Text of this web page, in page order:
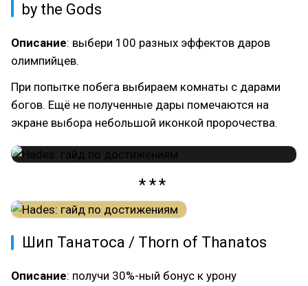
by the Gods
Описание: выбери 100 разных эффектов даров
олимпийцев.
При попытке побега выбираем комнаты с дарами
богов. Ещё не полученные дары помечаются на
экране выбора небольшой иконкой пророчества.
Шип Танатоса / Thorn of Thanatos
Описание: получи 30%-ный бонус к урону